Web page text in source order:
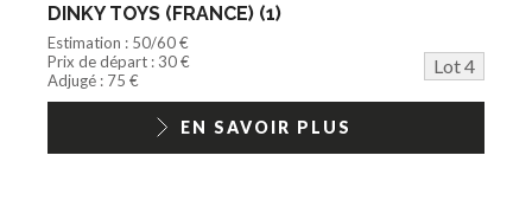
DINKY TOYS (FRANCE) (1)
Estimation : 50/60 €
Prix de départ : 30 €
Lot 4
Adjugé : 75 €
EN SAVOIR PLUS